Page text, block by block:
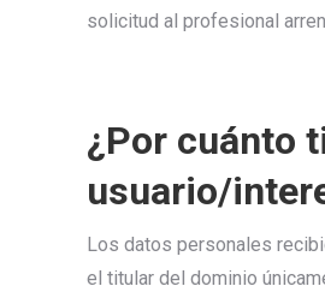
solicitud al profesional
¿Por cuánto
usuario/
Los datos personales
el titular del dominio